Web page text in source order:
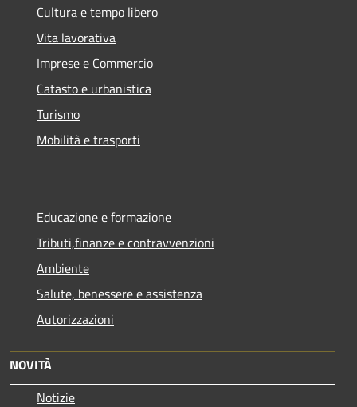
Cultura e tempo libero
Vita lavorativa
Imprese e Commercio
Catasto e urbanistica
Turismo
Mobilità e trasporti
Educazione e formazione
Tributi,finanze e contravvenzioni
Ambiente
Salute, benessere e assistenza
Autorizzazioni
NOVITÀ
Notizie